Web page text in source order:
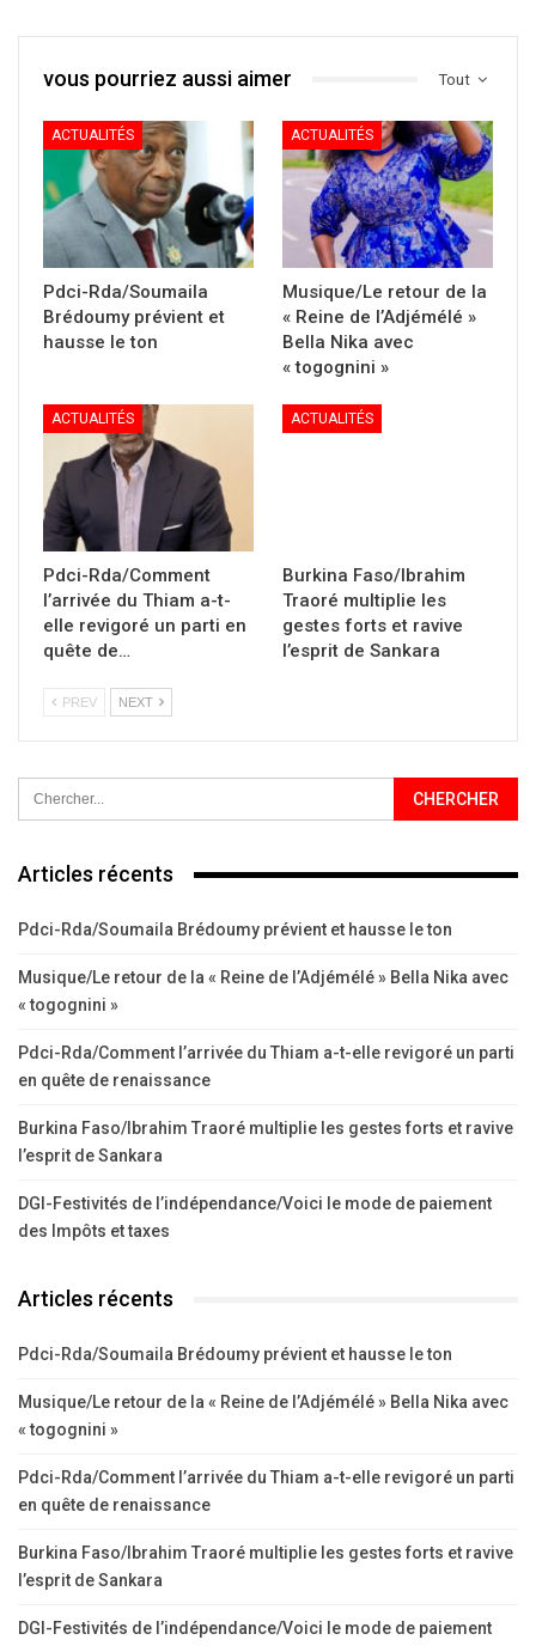
Tout
vous pourriez aussi aimer
ACTUALITÉS
Pdci-Rda/Soumaila
Brédoumy prévient et
hausse le ton
ACTUALITÉS
Musique/Le retour de la
« Reine de l’Adjémélé »
Bella Nika avec
« togognini »
ACTUALITÉS
Pdci-Rda/Comment
l’arrivée du Thiam a-t-
elle revigoré un parti en
quête de…
ACTUALITÉS
Burkina Faso/Ibrahim
Traoré multiplie les
gestes forts et ravive
l’esprit de Sankara
PREV NEXT
Articles récents
Pdci-Rda/Soumaila Brédoumy prévient et hausse le ton
Musique/Le retour de la « Reine de l’Adjémélé » Bella Nika avec
« togognini »
Pdci-Rda/Comment l’arrivée du Thiam a-t-elle revigoré un parti
en quête de renaissance
Burkina Faso/Ibrahim Traoré multiplie les gestes forts et ravive
l’esprit de Sankara
DGI-Festivités de l’indépendance/Voici le mode de paiement
des Impôts et taxes
Articles récents
Pdci-Rda/Soumaila Brédoumy prévient et hausse le ton
Musique/Le retour de la « Reine de l’Adjémélé » Bella Nika avec
« togognini »
Pdci-Rda/Comment l’arrivée du Thiam a-t-elle revigoré un parti
en quête de renaissance
Burkina Faso/Ibrahim Traoré multiplie les gestes forts et ravive
l’esprit de Sankara
DGI-Festivités de l’indépendance/Voici le mode de paiement